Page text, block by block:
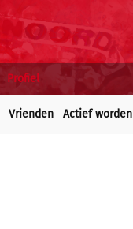
Profiel
Vrienden Actief worden